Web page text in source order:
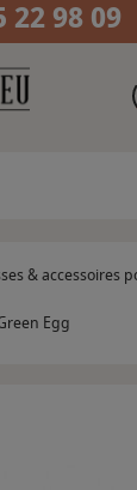
22 98 09
& accessoires
Egg